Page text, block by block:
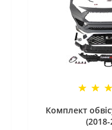
Комплект